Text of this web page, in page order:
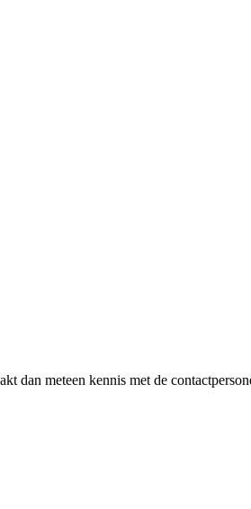
dan meteen kennis met de